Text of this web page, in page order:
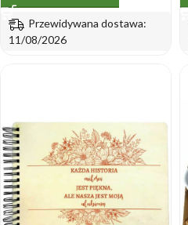
Przewidywana dostawa:
11/08/2026